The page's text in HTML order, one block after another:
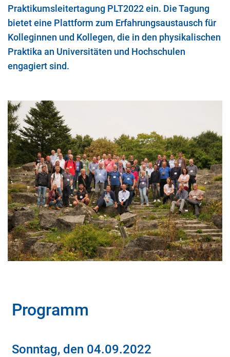
Praktikumsleitertagung PLT2022 ein. Die Tagung
bietet eine Plattform zum Erfahrungsaustausch für
Kolleginnen und Kollegen, die in den physikalischen
Praktika an Universitäten und Hochschulen
engagiert sind.
Programm
Sonntag, den 04.09.2022